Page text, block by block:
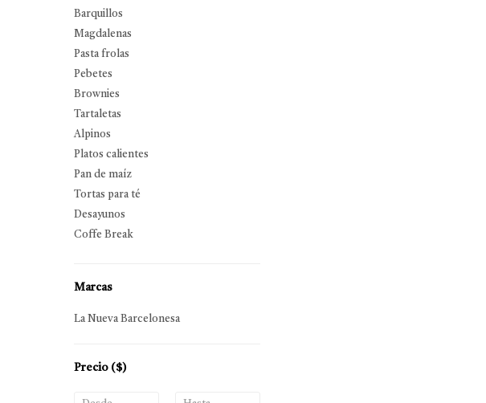
Barquillos
Magdalenas
Pasta frolas
Pebetes
Brownies
Tartaletas
Alpinos
Platos calientes
Pan de maíz
Tortas para té
Desayunos
Coffe Break
Marcas
La Nueva Barcelonesa
Precio ($)